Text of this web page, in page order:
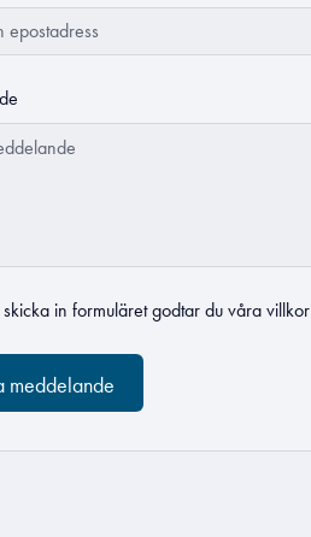
in formuläret godtar du våra villkor